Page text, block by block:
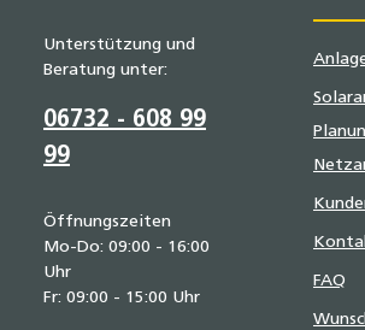
Unterstützung und
Beratung unter:
06732 - 608 99
99
Öffnungszeiten
Mo-Do: 09:00 - 16:00
Uhr
Fr: 09:00 - 15:00 Uhr
FAQ